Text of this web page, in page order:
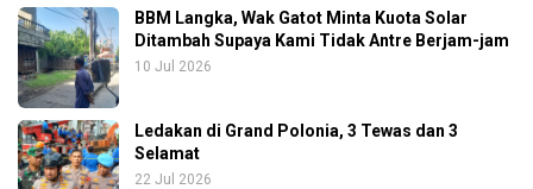
BBM Langka, Wak Gatot Minta Kuota Solar
Ditambah Supaya Kami Tidak Antre Berjam-jam
10 Jul 2026
Ledakan di Grand Polonia, 3 Tewas dan 3
Selamat
22 Jul 2026